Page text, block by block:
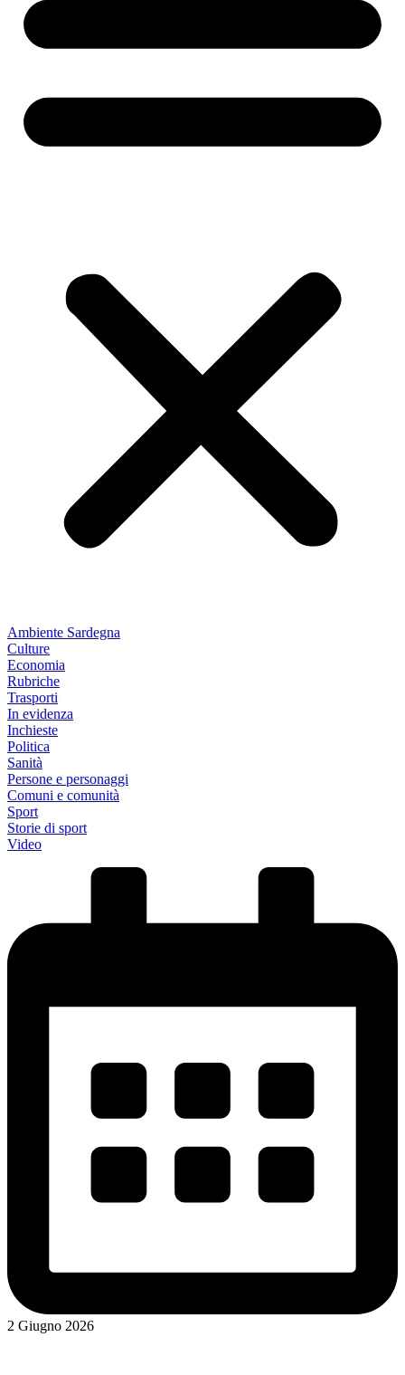
Ambiente Sardegna
Culture
Economia
Rubriche
Trasporti
In evidenza
Inchieste
Politica
Sanità
Persone e personaggi
Comuni e comunità
Sport
Storie di sport
Video
2 Giugno 2026